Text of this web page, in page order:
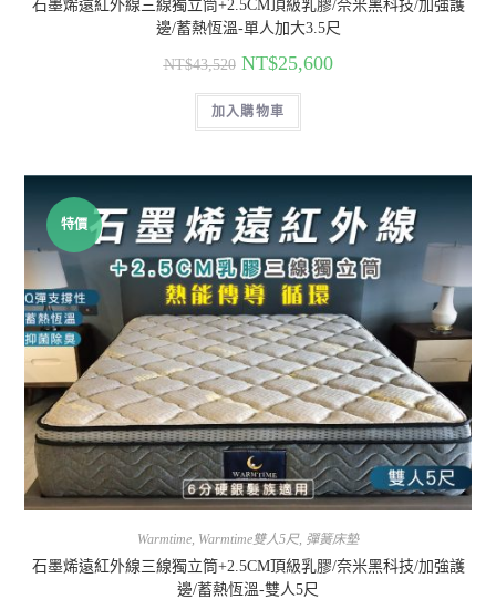
石墨烯遠紅外線三線獨立筒+2.5CM頂級乳膠/奈米黑科技/加強護
邊/蓄熱恆溫-單人加大3.5尺
NT$43,520 NT$25,600
加入購物車
特價
Warmtime Warmtime雙人5尺, 彈簧床墊
石墨烯遠紅外線三線獨立筒+2.5CM頂級乳膠/奈米黑科技/加強護
邊/蓄熱恆溫-雙人5尺